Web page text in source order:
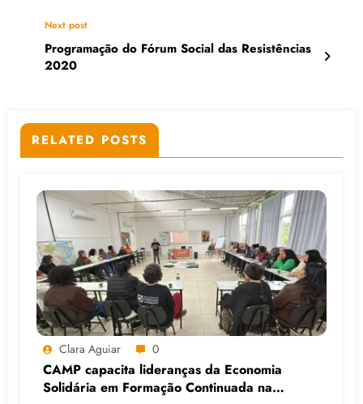
Next post
Programação do Fórum Social das Resistências
2020
RELATED POSTS
Clara Aguiar 0
CAMP capacita lideranças da Economia
Solidária em Formação Continuada na